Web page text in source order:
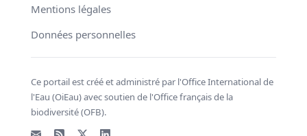
Mentions légales
Données personnelles
Ce portail est créé et administré par l'Office International de
l'Eau (OiEau) avec soutien de l'Office français de la
biodiversité (OFB).